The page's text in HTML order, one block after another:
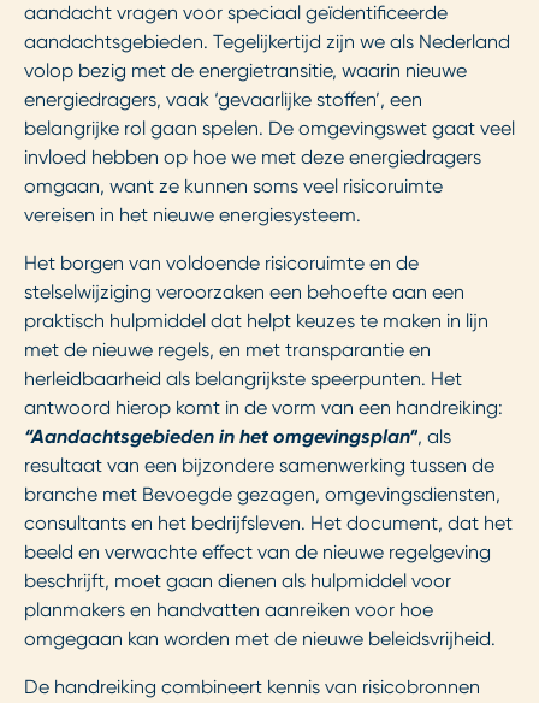
aandacht vragen voor speciaal geïdentificeerde
aandachtsgebieden. Tegelijkertijd zijn we als Nederland
volop bezig met de energietransitie, waarin nieuwe
energiedragers, vaak ‘gevaarlijke stoffen’, een
belangrijke rol gaan spelen. De omgevingswet gaat veel
invloed hebben op hoe we met deze energiedragers
omgaan, want ze kunnen soms veel risicoruimte
vereisen in het nieuwe energiesysteem.
Het borgen van voldoende risicoruimte en de
stelselwijziging veroorzaken een behoefte aan een
praktisch hulpmiddel dat helpt keuzes te maken in lijn
met de nieuwe regels, en met transparantie en
herleidbaarheid als belangrijkste speerpunten. Het
antwoord hierop komt in de vorm van een handreiking:
“Aandachtsgebieden in het omgevingsplan”, als
resultaat van een bijzondere samenwerking tussen de
branche met Bevoegde gezagen, omgevingsdiensten,
consultants en het bedrijfsleven. Het document, dat het
beeld en verwachte effect van de nieuwe regelgeving
beschrijft, moet gaan dienen als hulpmiddel voor
planmakers en handvatten aanreiken voor hoe
omgegaan kan worden met de nieuwe beleidsvrijheid.
De handreiking combineert kennis van risicobronnen